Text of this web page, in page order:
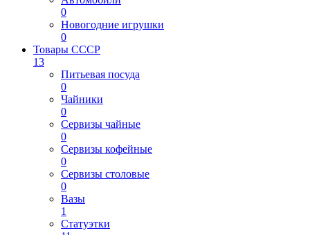
0
Новогодние игрушки
0
Товары СССР
13
Питьевая посуда
0
Чайники
0
Сервизы чайные
0
Сервизы кофейные
0
Сервизы столовые
0
Вазы
1
Статуэтки